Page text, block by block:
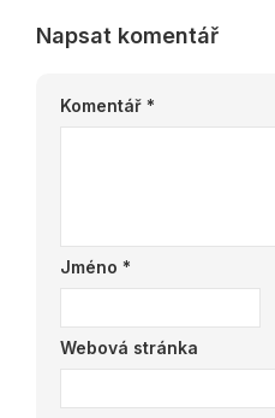
Napsat komentář
Komentář *
Jméno *
Webová stránka